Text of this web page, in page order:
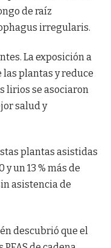
de raíz
irregularis.
La exposición a
las plantas y reduce
lirios se asociaron
salud y
plantas asistidas
un 13 % más de
asistencia de
descubrió que el